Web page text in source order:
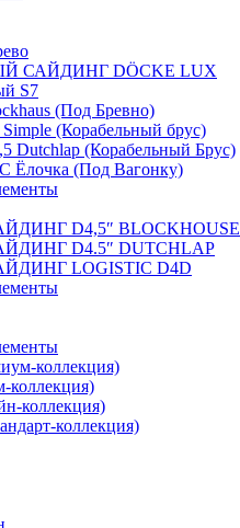
САЙДИНГ DÖCKE LUX
S7
(Под Бревно)
(Корабельный брус)
Dutchlap (Корабельный Брус)
Ёлочка (Под Вагонку)
D4,5″ BLOCKHOUSE
D4.5″ DUTCHLAP
LOGISTIC D4D
коллекция)
коллекция)
коллекция)
коллекция)